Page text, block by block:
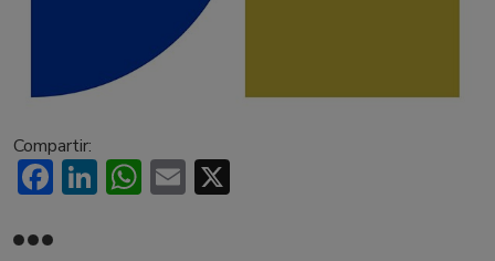
Compartir:
Facebook
LinkedIn
WhatsApp
Email